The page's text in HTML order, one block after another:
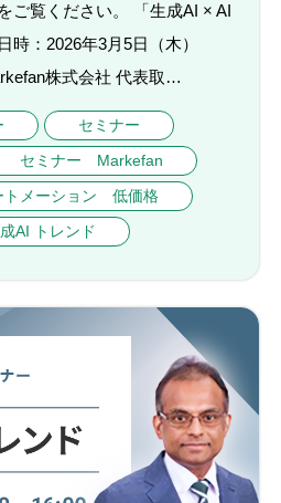
ご覧ください。 「生成AI × AI
時：2026年3月5日（木）
株式会社 代表取…
セミナー
セミナー Markefan
トメーション 低価格
AI トレンド